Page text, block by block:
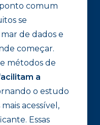
comum
se
de dados e
começar.
métodos de
a
o estudo
acessível,
Essas